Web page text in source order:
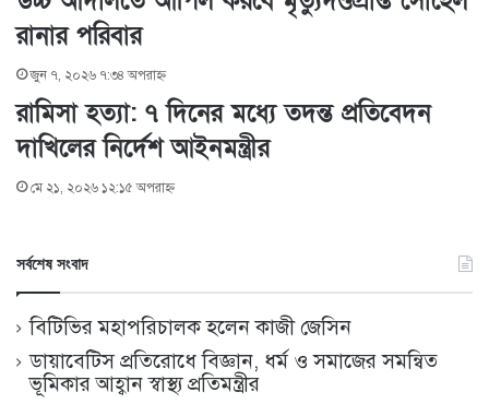
রানার পরিবার
জুন ৭, ২০২৬ ৭:৩৪ অপরাহ্ণ
রামিসা হত্যা: ৭ দিনের মধ্যে তদন্ত প্রতিবেদন
দাখিলের নির্দেশ আইনমন্ত্রীর
মে ২১, ২০২৬ ১২:১৫ অপরাহ্ণ
সর্বশেষ সংবাদ
বিটিভির মহাপরিচালক হলেন কাজী জেসিন
ডায়াবেটিস প্রতিরোধে বিজ্ঞান, ধর্ম ও সমাজের সমন্বিত
ভূমিকার আহ্বান স্বাস্থ্য প্রতিমন্ত্রীর